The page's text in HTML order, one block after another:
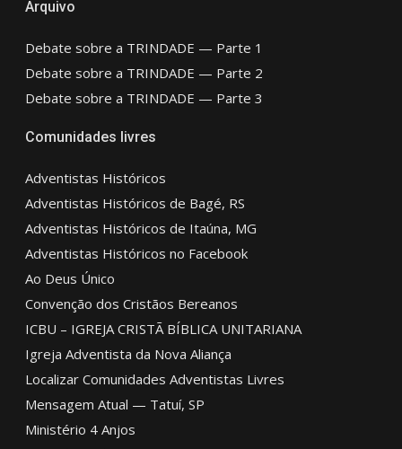
Arquivo
Debate sobre a TRINDADE — Parte 1
Debate sobre a TRINDADE — Parte 2
Debate sobre a TRINDADE — Parte 3
Comunidades livres
Adventistas Históricos
Adventistas Históricos de Bagé, RS
Adventistas Históricos de Itaúna, MG
Adventistas Históricos no Facebook
Ao Deus Único
Convenção dos Cristãos Bereanos
ICBU – IGREJA CRISTÃ BÍBLICA UNITARIANA
Igreja Adventista da Nova Aliança
Localizar Comunidades Adventistas Livres
Mensagem Atual — Tatuí, SP
Ministério 4 Anjos